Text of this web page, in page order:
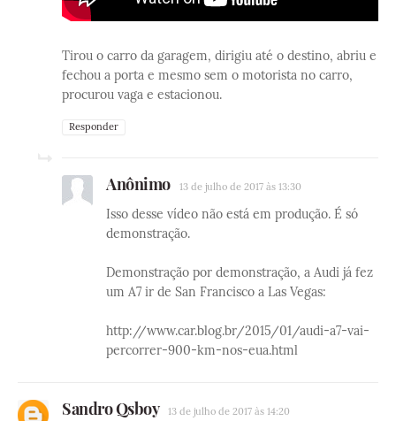
Tirou o carro da garagem, dirigiu até o destino, abriu e
fechou a porta e mesmo sem o motorista no carro,
procurou vaga e estacionou.
Responder
Anônimo 13 de julho de 2017 às 13:30
Isso desse vídeo não está em produção. É só
demonstração.
Demonstração por demonstração, a Audi já fez
um A7 ir de San Francisco a Las Vegas:
http://www.car.blog.br/2015/01/audi-a7-vai-
percorrer-900-km-nos-eua.html
Sandro Qsboy 13 de julho de 2017 às 14:20